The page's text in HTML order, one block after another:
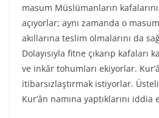
masum Müslümanların
açıyorlar; aynı zamanda o
akıllarına teslim olmalarını da
Dolayısıyla fitne çıkarıp kafaları
ve inkâr tohumları ekiyorlar.
itibarsızlaştırmak istiyorlar.
Kur’ân namına yaptıklarını iddia